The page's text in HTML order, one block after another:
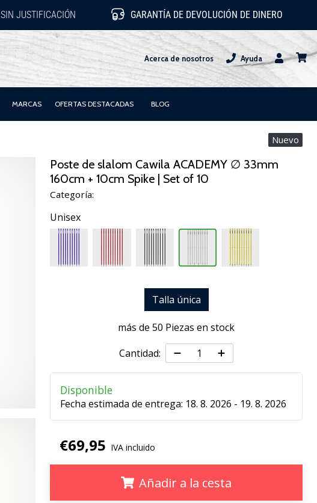
SIN JUSTIFICACIÓN GARANTÍA DE DEVOLUCIÓN DE DINERO
Acerca de nosotros
Ayuda
Usuario
MARCAS OFERTAS DESTACADAS BLOG
Nuevo
Poste de slalom Cawila ACADEMY ∅ 33mm
160cm + 10cm Spike | Set of 10
Categoría:
Unisex
Talla única
más de 50 Piezas en stock
Cantidad:
Disponible
Fecha estimada de entrega: 18. 8. 2026 - 19. 8. 2026
€69,95 IVA incluido
Añadir a la cesta